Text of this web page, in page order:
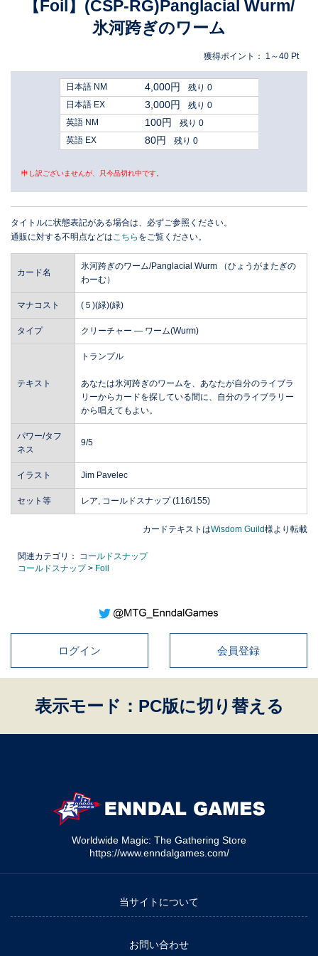
【Foil】(CSP-RG)Panglacial Wurm/
氷河跨ぎのワーム
獲得ポイント： 1～40 Pt
日本語 NM 4,000円
残り 0
日本語 EX
3,000円
残り 0
英語 NM
100円
残り 0
英語 EX
80円 残り 0
申し訳ございませんが、只今品切れ中です。
タイトルに状態表記がある場合は、必ずご参照ください。
通販に対する不明点などはこちら をご覧ください。
カード名
氷河跨ぎのワーム/Panglacial Wurm （ひょうがまたぎの
わーむ）
マナコスト (５)(緑)(緑)
タイプ クリーチャー ― ワーム(Wurm)
テキスト
トランプル
あなたは氷河跨ぎのワームを、あなたが自分のライブラ
リーからカードを探している間に、自分のライブラリー
から唱えてもよい。
パワー/タフ
ネス
9/5
イラスト Jim Pavelec
セット等 レア, コールドスナップ (116/155)
カードテキストはWisdom Guild様より転載
関連カテゴリ：
コールドスナップ
コールドスナップ> Foil
ログイン 会員登録
表示モード：PC版に切り替える
Worldwide Magic: The Gathering Store
https://www.enndalgames.com/
当サイトについて
お問い合わせ